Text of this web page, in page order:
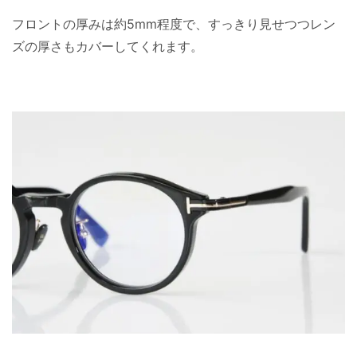
フロントの厚みは約5mm程度で、すっきり見せつつレン
ズの厚さもカバーしてくれます。